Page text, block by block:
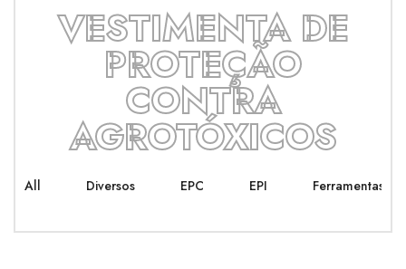
VESTIMENTA DE
PROTEÇÃO
CONTRA
AGROTÓXICOS
All Diversos EPC EPI Ferramentas